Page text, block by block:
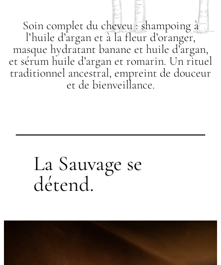
Soin complet du cheveu : shampoing à
l’huile d’argan et à la fleur d’oranger,
masque hydratant banane et huile d’argan,
et sérum huile d’argan et romarin. Un rituel
traditionnel ancestral, empreint de douceur
et de bienveillance.
La Sauvage se
détend.